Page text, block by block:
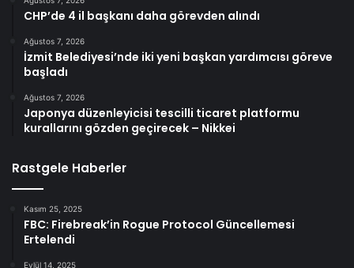
CHP’de 4 il başkanı daha görevden alındı
Ağustos 7, 2026
İzmit Belediyesi’nde iki yeni başkan yardımcısı göreve
başladı
Ağustos 7, 2026
Japonya düzenleyicisi tescilli ticaret platformu
kurallarını gözden geçirecek – Nikkei
Rastgele Haberler
Kasım 25, 2025
FBC: Firebreak’in Rogue Protocol Güncellemesi
Ertelendi
Eylül 14, 2025